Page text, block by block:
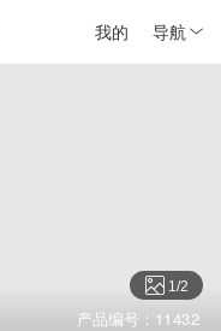
我的 导航
1/2
产品编号：11432